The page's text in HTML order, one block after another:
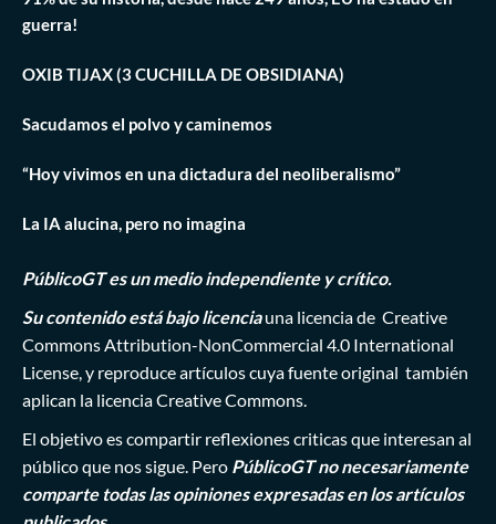
guerra!
OXIB TIJAX (3 CUCHILLA DE OBSIDIANA)
Sacudamos el polvo y caminemos
“Hoy vivimos en una dictadura del neoliberalismo”
La IA alucina, pero no imagina
PúblicoGT es un medio independiente y crítico.
Su contenido está bajo licenciauna licencia de Creative
Commons Attribution-NonCommercial 4.0 International
License, y reproduce artículos cuya fuente original también
aplican la licencia Creative Commons.
El objetivo es compartir reflexiones criticas que interesan al
público que nos sigue. Pero PúblicoGT no necesariamente
comparte todas las opiniones expresadas en los artículos